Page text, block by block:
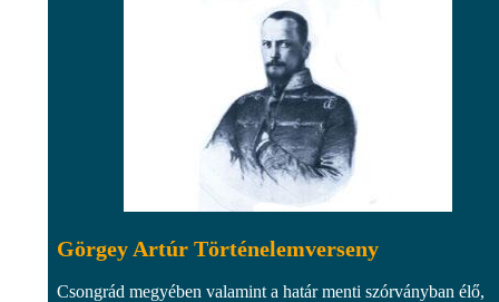
Görgey Artúr Történelemverseny
Csongrád megyében valamint a határ menti szórványban élő,